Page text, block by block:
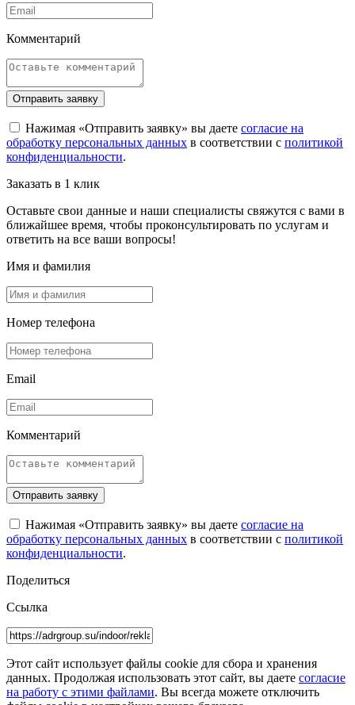
Комментарий
Отправить заявку
Нажимая «Отправить заявку» вы даете согласие на
обработку персональных данных в соответствии с политикой
конфиденциальности.
Заказать в 1 клик
Оставьте свои данные и наши специалисты свяжутся с вами в
ближайшее время, чтобы проконсультировать по услугам и
ответить на все ваши вопросы!
Имя и фамилия
Номер телефона
Email
Комментарий
Отправить заявку
Нажимая «Отправить заявку» вы даете согласие на
обработку персональных данных в соответствии с политикой
конфиденциальности.
Поделиться
Ссылка
Этот сайт использует файлы cookie для сбора и хранения
данных. Продолжая использовать этот сайт, вы даете согласие
на работу с этими файлами. Вы всегда можете отключить